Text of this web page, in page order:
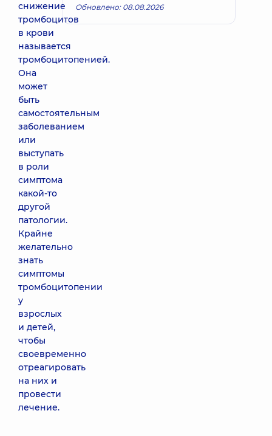
снижение
тромбоцитов
в крови
называется
тромбоцитопенией.
Она
может
быть
самостоятельным
заболеванием
или
выступать
в роли
симптома
какой-то
другой
патологии.
Крайне
желательно
знать
симптомы
тромбоцитопении
у
взрослых
и детей,
чтобы
своевременно
отреагировать
на них и
провести
лечение.
Обновлено: 08.08.2026